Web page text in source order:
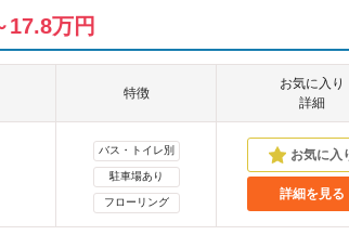
17.8万円
特徴
お気に入り
詳細
バス・トイレ別
駐車場あり
フローリング
詳細を見る